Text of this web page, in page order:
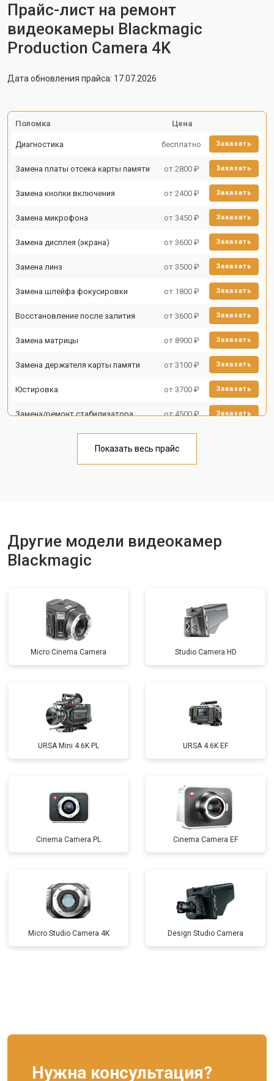
Прайс-лист на ремонт
видеокамеры Blackmagic
Production Camera 4K
Дата обновления прайса: 17.07.2026
Поломка Цена
Диагностика бесплатно Заказать
Замена платы отсека карты памяти от 2800 ₽ Заказать
Замена кнопки включения от 2400 ₽ Заказать
Замена микрофона от 3450 ₽ Заказать
Замена дисплея (экрана) от 3600 ₽ Заказать
Замена линз от 3500 ₽ Заказать
Замена шлейфа фокусировки от 1800 ₽ Заказать
Восстановление после залития от 3600 ₽ Заказать
Замена матрицы от 8900 ₽ Заказать
Замена держателя карты памяти от 3100 ₽ Заказать
Юстировка от 3700 ₽ Заказать
Замена/ремонт стабилизатора от 4500 ₽ Заказать
Показать весь прайс
Другие модели видеокамер
Blackmagic
Micro Cinema Camera Studio Camera HD
URSA Mini 4.6K PL URSA 4.6K EF
Cinema Camera PL Cinema Camera EF
Micro Studio Camera 4K Design Studio Camera
Нужна консультация?